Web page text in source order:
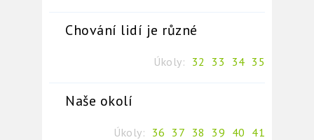
Chování lidí je různé
Úkoly: 32 33 34 35
Naše okolí
Úkoly: 36 37 38 39 40 41